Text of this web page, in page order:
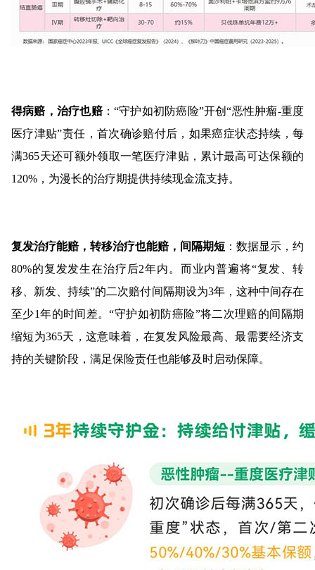
得病赔，治疗也赔：“守护如初防癌险”开创“恶性肿瘤-重度
医疗津贴”责任，首次确诊赔付后，如果癌症状态持续，每
满365天还可额外领取一笔医疗津贴，累计最高可达保额的
120%，为漫长的治疗期提供持续现金流支持。
复发治疗能赔，转移治疗也能赔，间隔期短 ：数据显示，约
80%的复发发生在治疗后2年内。而业内普遍将“复发、转
移、新发、持续”的二次赔付间隔期设为3年，这种中间存在
至少1年的时间差。“守护如初防癌险”将二次理赔的间隔期
缩短为365天，这意味着，在复发风险最高、最需要经济支
持的关键阶段，满足保险责任也能够及时启动保障。